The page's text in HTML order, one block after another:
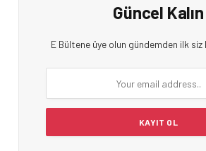
Güncel Kalın
E Bültene üye olun gündemden ilk